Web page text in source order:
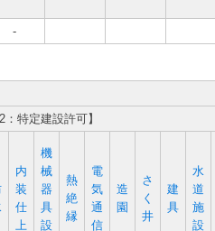
-
特定建設許可】
内
装
仕
上
機
械
器
具
設
熱
絶
縁
電
気
通
信
造
園
さ
く
井
建
具
水
道
施
設